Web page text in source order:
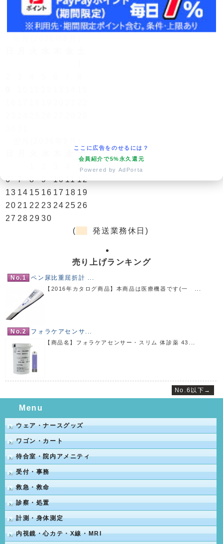
営業日カレンダー
5
6
7 8 9 1011 12
13 14 15 16 17 18 19
20 21 22 23 24 25 26
27 28 29 30
(
発送業務休日)
売り上げランキング
No.1 ペン尿比重屈折計 ...
【2016年カタログ商品】本商品は医療機器です(一 ...
No.2 フォラケアセンサ...
【商品名】フォラケアセンサー・スリム 体診薬 43...
No.6以下→
Menu
ウェア・ナースグッズ
ワゴン・カート
待合室・院内アメニティ
受付・事務
救急・救命
診察・処置
計測・身体測定
内視鏡・心カテ・X線・MRI
ここに広告をのせるには？
会員紹介で5%永久還元
Powered by AdPorta